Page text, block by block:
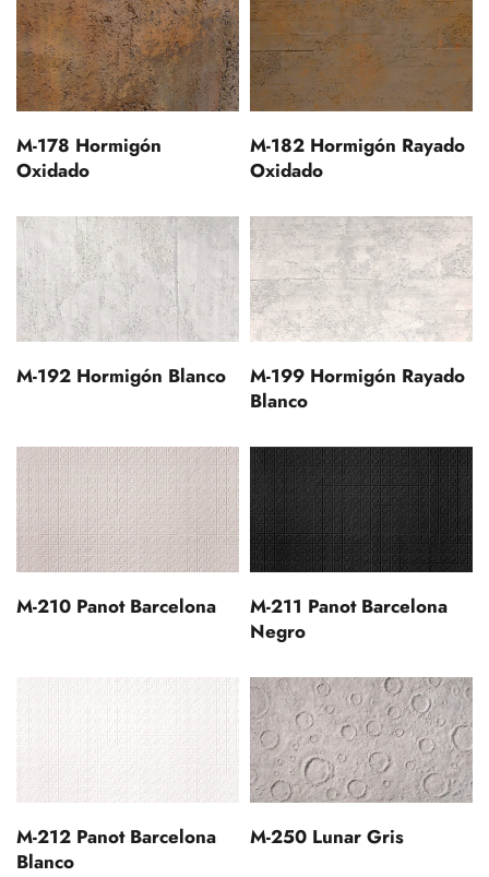
M-178 Hormigón
Oxidado
M-182 Hormigón Rayado
Oxidado
M-192 Hormigón Blanco
M-199 Hormigón Rayado
Blanco
M-210 Panot Barcelona
M-211 Panot Barcelona
Negro
M-212 Panot Barcelona
Blanco
M-250 Lunar Gris